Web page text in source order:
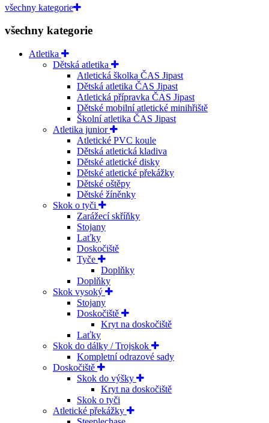
všechny kategorie
všechny kategorie
Atletika
Dětská atletika
Atletická školka ČAS Jipast
Dětská atletika ČAS Jipast
Atletická přípravka ČAS Jipast
Dětské mobilní atletické minihřiště
Školní atletika ČAS Jipast
Atletika junior
Atletické PVC koule
Dětská atletická kladiva
Dětské atletické disky
Dětské atletické překážky
Dětské oštěpy
Dětské žíněnky
Skok o tyči
Zarážecí skříňky
Stojany
Laťky
Doskočiště
Tyče
Doplňky
Doplňky
Skok vysoký
Stojany
Doskočiště
Kryt na doskočiště
Laťky
Skok do dálky / Trojskok
Kompletní odrazové sady
Doskočiště
Skok do výšky
Kryt na doskočiště
Skok o tyči
Atletické překážky